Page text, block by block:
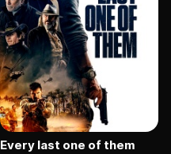
Every last one of them